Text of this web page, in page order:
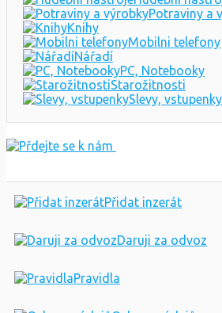
Potraviny a
Knihy
Mobilni telefony
Nářadí
PC, Notebooky
Starožitnosti
Slevy, vstupenky
Přidat inzerát
Daruji za odvoz
Pravidla